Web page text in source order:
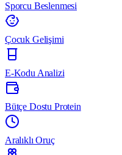
Sporcu Beslenmesi
Çocuk Gelişimi
E-Kodu Analizi
Bütçe Dostu Protein
Aralıklı Oruç